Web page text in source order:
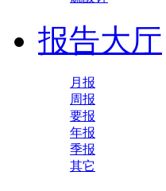
报告大厅
月报
周报
要报
年报
季报
其它